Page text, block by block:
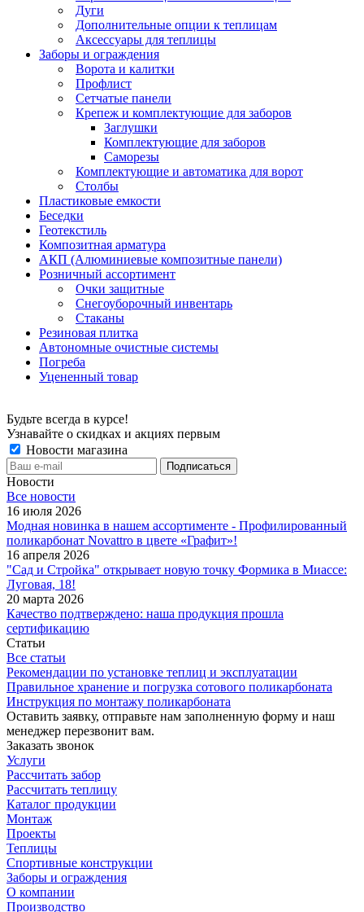
Дуги
Дополнительные опции к теплицам
Аксессуары для теплицы
Заборы и ограждения
Ворота и калитки
Профлист
Сетчатые панели
Крепеж и комплектующие для заборов
Заглушки
Комплектующие для заборов
Саморезы
Комплектующие и автоматика для ворот
Столбы
Пластиковые емкости
Беседки
Геотекстиль
Композитная арматура
АКП (Алюминиевые композитные панели)
Розничный ассортимент
Очки защитные
Снегоуборочный инвентарь
Стаканы
Резиновая плитка
Автономные очистные системы
Погреба
Уцененный товар
Будьте всегда в курсе!
Узнавайте о скидках и акциях первым
Новости магазина
Новости
Все новости
16 июля 2026
Модная новинка в нашем ассортименте - Профилированный
поликарбонат Novattro в цвете «Графит»!
16 апреля 2026
"Сад и Стройка" открывает новую точку Формика в Миассе:
Луговая, 18!
20 марта 2026
Качество подтверждено: наша продукция прошла
сертификацию
Статьи
Все статьи
Рекомендации по установке теплиц и эксплуатации
Правильное хранение и погрузка сотового поликарбоната
Инструкция по монтажу поликарбоната
Оставить заявку, отправьте нам заполненную форму и наш
менеджер перезвонит вам.
Заказать звонок
Услуги
Рассчитать забор
Рассчитать теплицу
Каталог продукции
Монтаж
Проекты
Теплицы
Спортивные конструкции
Заборы и ограждения
О компании
Производство